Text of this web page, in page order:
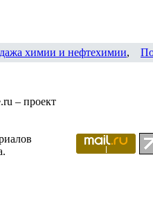
химии и нефтехимии,
– проект